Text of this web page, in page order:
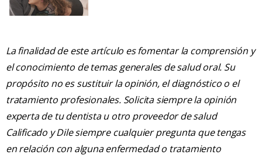
La finalidad de este artículo es fomentar la comprensión y
el conocimiento de temas generales de salud oral. Su
propósito no es sustituir la opinión, el diagnóstico o el
tratamiento profesionales. Solicita siempre la opinión
experta de tu dentista u otro proveedor de salud
Calificado y Dile siempre cualquier pregunta que tengas
en relación con alguna enfermedad o tratamiento